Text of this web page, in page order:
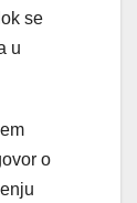
se
u
o